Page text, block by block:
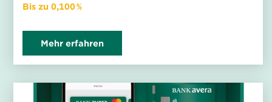
Bis zu 0,100 %
Mehr erfahren